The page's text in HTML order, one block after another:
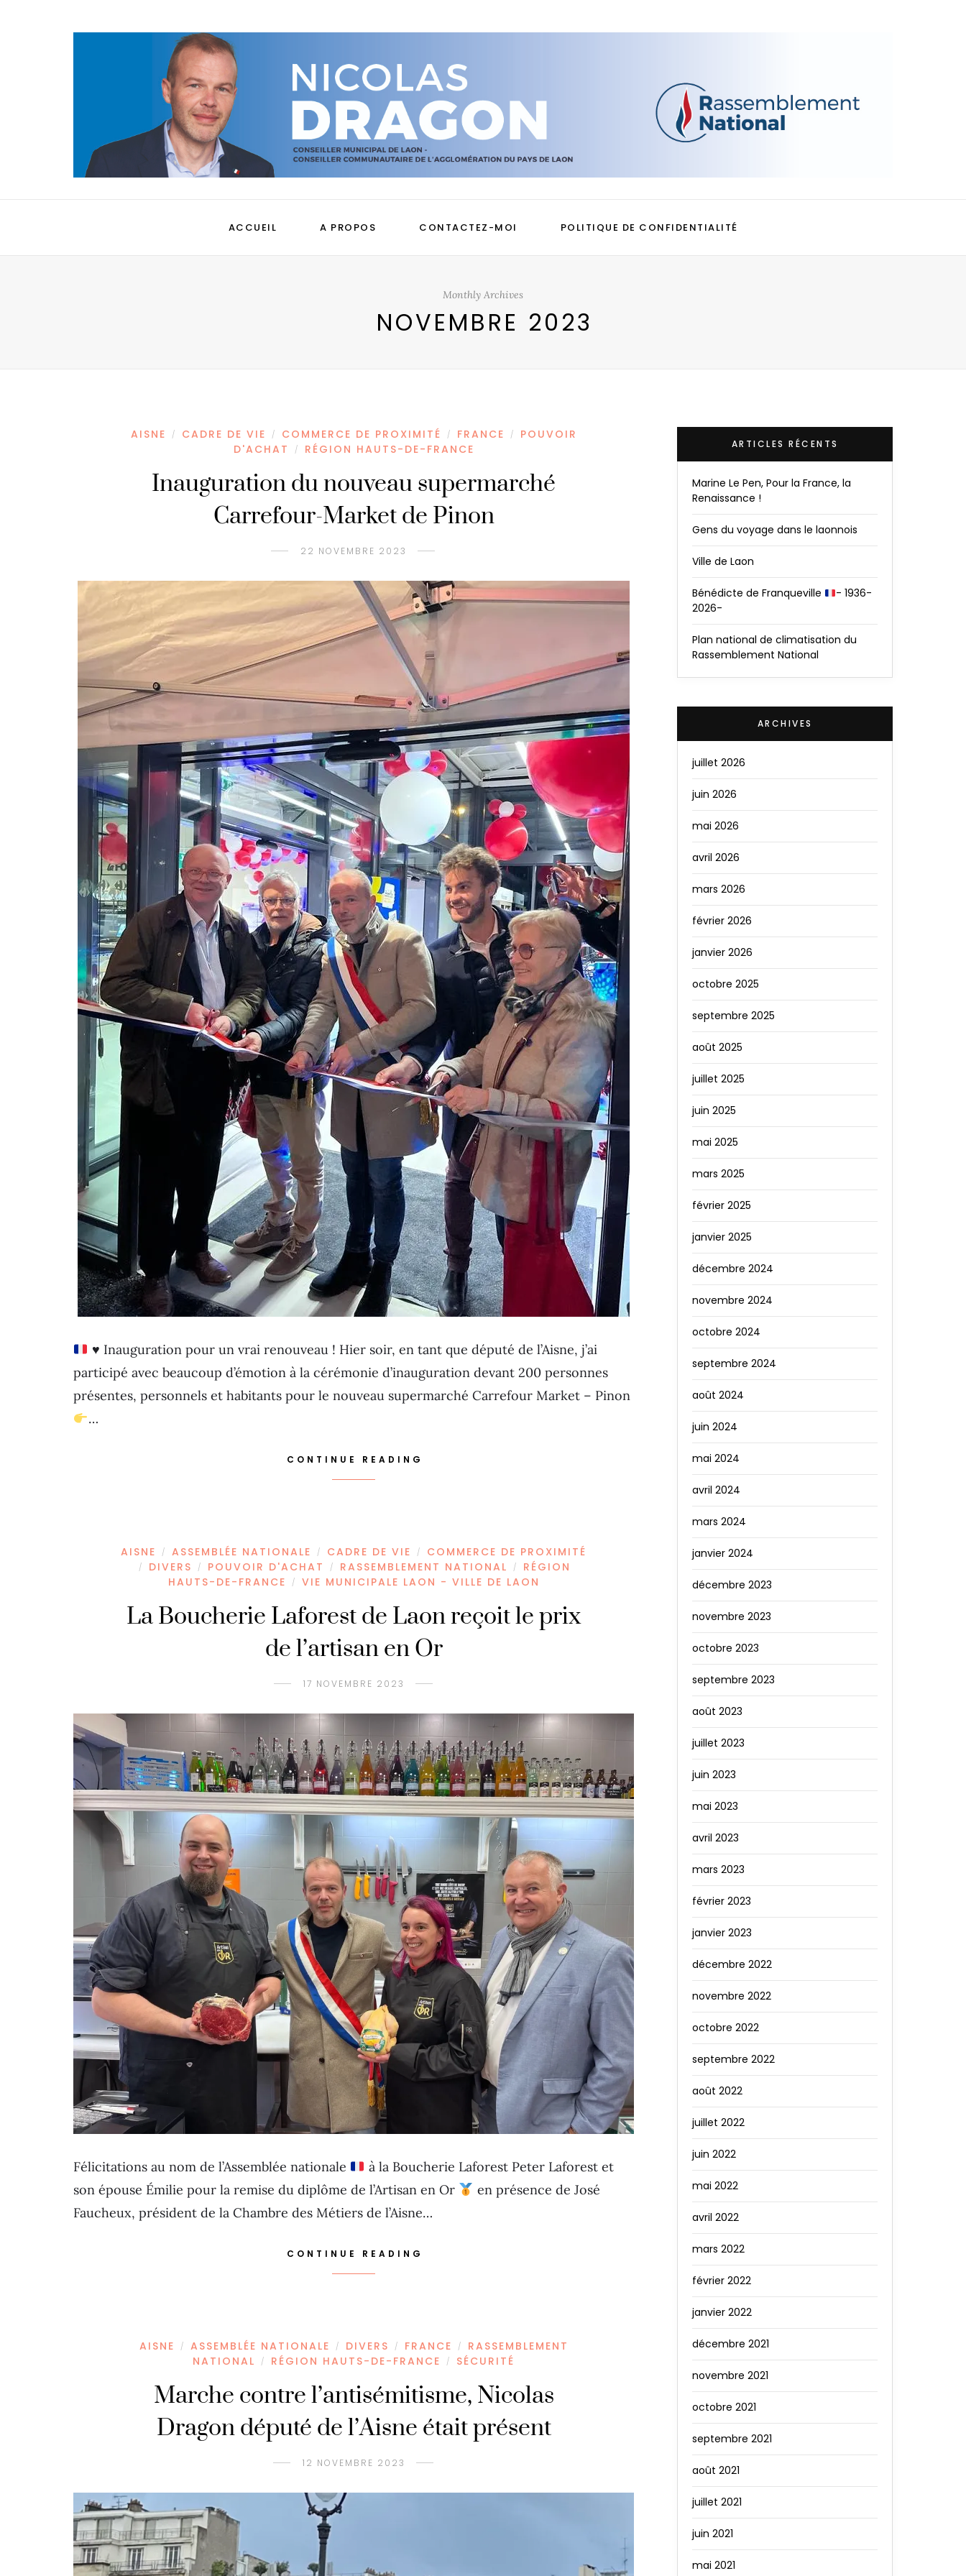
ACCUEIL A PROPOS CONTACTEZ-MOI POLITIQUE DE CONFIDENTIALITÉ
Monthly Archives
NOVEMBRE 2023
AISNE / CADRE DE VIE / COMMERCE DE PROXIMITÉ / FRANCE /
POUVOIR
D'ACHAT
/ RÉGION HAUTS-DE-FRANCE
Inauguration du nouveau supermarché
Carrefour-Market de Pinon
22 NOVEMBRE 2023
♥️ Inauguration pour un vrai renouveau ! Hier soir, en tant que député de l’Aisne, j’ai
participé avec beaucoup d’émotion à la cérémonie d’inauguration devant 200 personnes
présentes, personnels et habitants pour le nouveau supermarché Carrefour Market – Pinon
…
CONTINUE READING
AISNE / ASSEMBLÉE NATIONALE / CADRE DE VIE / COMMERCE DE PROXIMITÉ
/ DIVERS / POUVOIR D'ACHAT / RASSEMBLEMENT NATIONAL /
RÉGION
HAUTS-DE-FRANCE
/ VIE MUNICIPALE LAON - VILLE DE LAON
La Boucherie Laforest de Laon reçoit le prix
de l’artisan en Or
17 NOVEMBRE 2023
Félicitations au nom de l’Assemblée nationale
à la Boucherie Laforest Peter Laforest et
son épouse Émilie pour la remise du diplôme de l’Artisan en Or
en présence de José
Faucheux, président de la Chambre des Métiers de l’Aisne…
CONTINUE READING
AISNE / ASSEMBLÉE NATIONALE / DIVERS / FRANCE /
RASSEMBLEMENT
NATIONAL
/ RÉGION HAUTS-DE-FRANCE / SÉCURITÉ
Marche contre l’antisémitisme, Nicolas
Dragon député de l’Aisne était présent
12 NOVEMBRE 2023
ARTICLES RÉCENTS
Marine Le Pen, Pour la France, la
Renaissance !
Gens du voyage dans le laonnois
Ville de Laon
Bénédicte de Franqueville
- 1936-
2026-
Plan national de climatisation du
Rassemblement National
ARCHIVES
juillet 2026
juin 2026
mai 2026
avril 2026
mars 2026
février 2026
janvier 2026
octobre 2025
septembre 2025
août 2025
juillet 2025
juin 2025
mai 2025
mars 2025
février 2025
janvier 2025
décembre 2024
novembre 2024
octobre 2024
septembre 2024
août 2024
juin 2024
mai 2024
avril 2024
mars 2024
janvier 2024
décembre 2023
novembre 2023
octobre 2023
septembre 2023
août 2023
juillet 2023
juin 2023
mai 2023
avril 2023
mars 2023
février 2023
janvier 2023
décembre 2022
novembre 2022
octobre 2022
septembre 2022
août 2022
juillet 2022
juin 2022
mai 2022
avril 2022
mars 2022
février 2022
janvier 2022
décembre 2021
novembre 2021
octobre 2021
septembre 2021
août 2021
juillet 2021
juin 2021
mai 2021